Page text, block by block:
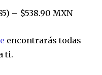
– $538.90 MXN
encontrarás todas
ti.